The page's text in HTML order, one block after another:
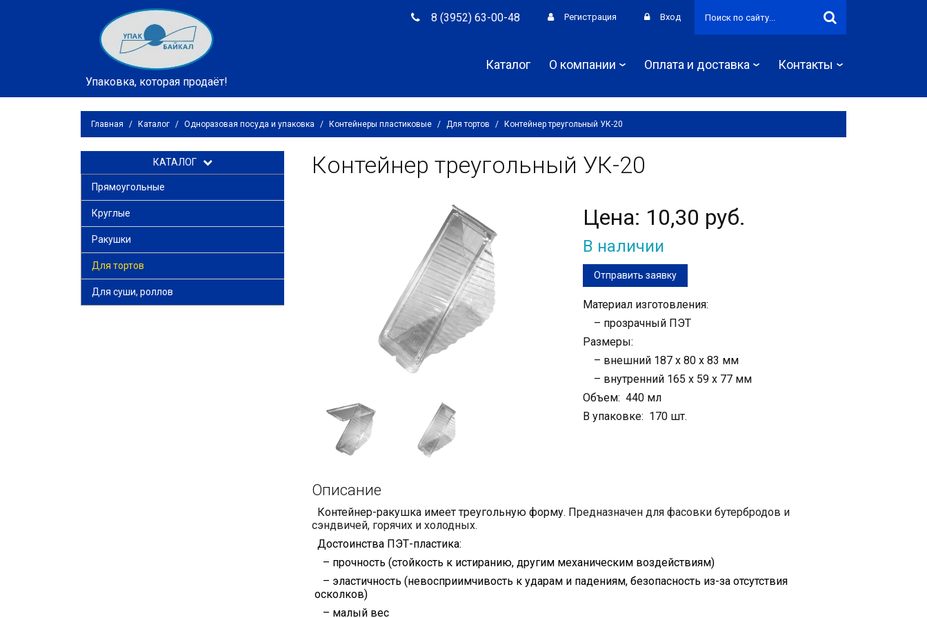
Упаковка, которая продаёт!
8 (3952) 63-00-48 Регистрация Вход
Каталог О компании Оплата и доставка Контакты
Главная / Каталог / Одноразовая посуда и упаковка / Контейнеры пластиковые / Для тортов / Контейнер треугольный УК-20
КАТАЛОГ
Прямоугольные
Круглые
Ракушки
Для тортов
Для суши, роллов
Контейнер треугольный УК-20
Цена: 10,30 руб.
В наличии
Отправить заявку
Материал изготовления:
– прозрачный ПЭТ
Размеры:
– внешний 187 х 80 х 83 мм
– внутренний 165 х 59 х 77 мм
Объем: 440 мл
В упаковке: 170 шт.
Описание
Контейнер-ракушка имеет треугольную форму. Предназначен для фасовки бутербродов и
сэндвичей, горячих и холодных.
Достоинства ПЭТ-пластика:
– прочность (стойкость к истиранию, другим механическим воздействиям)
– эластичность (невосприимчивость к ударам и падениям, безопасность из-за отсутствия
осколков)
– малый вес